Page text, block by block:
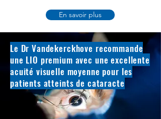
En savoir plus
Le Dr Vandekerckhove recommande
une LIO premium avec une excellente
acuité visuelle moyenne pour les
patients atteints de cataracte